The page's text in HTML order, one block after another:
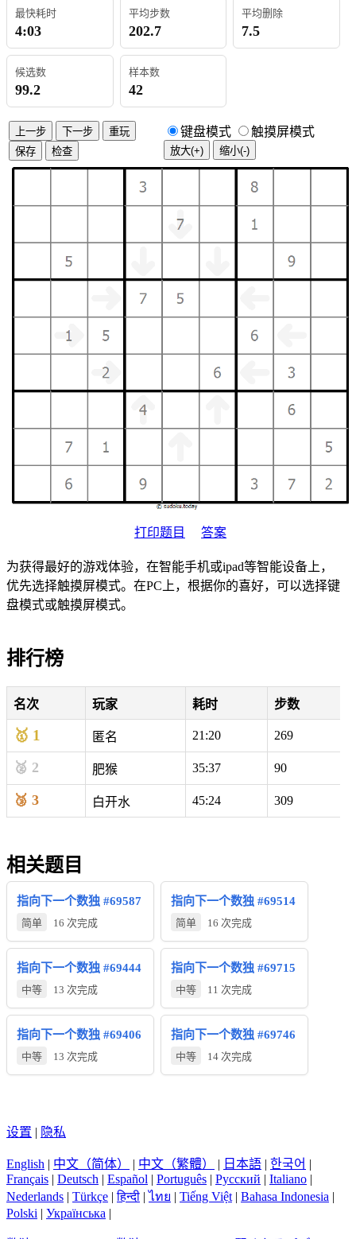
最快耗时
4:03
平均步数
202.7
平均删除
7.5
候选数
99.2
样本数
42
上一步 下一步
重玩
保存
检查
键盘模式 触摸屏模式
放大(+) 缩小(-)
打印题目 答案
为获得最好的游戏体验，在智能手机或ipad等智能设备上，
优先选择触摸屏模式。在PC上，根据你的喜好，可以选择键
盘模式或触摸屏模式。
排行榜
名次 玩家 耗时 步数
🥇 1 匿名 21:20 269
🥈 2 肥猴 35:37 90
🥉 3 白开水 45:24 309
相关题目
指向下一个数独 #69587
简单 16 次完成
指向下一个数独 #69514
简单 16 次完成
指向下一个数独 #69444
中等 13 次完成
指向下一个数独 #69715
中等 11 次完成
指向下一个数独 #69406
中等 13 次完成
指向下一个数独 #69746
中等 14 次完成
设置 | 隐私
English | 中文（简体） | 中文（繁體） | 日本語 | 한국어 |
Français | Deutsch | Español | Português | Русский | Italiano |
Nederlands | Türkçe |हिन्दी |ไทย | Tiếng Việt | Bahasa Indonesia |
Polski | Українська |